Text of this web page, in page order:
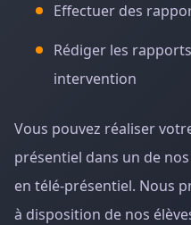
Effectuer des
Rédiger les
intervention
Vous pouvez réaliser
présentiel dans un de
en télé-présentiel. Nous
à disposition de nos